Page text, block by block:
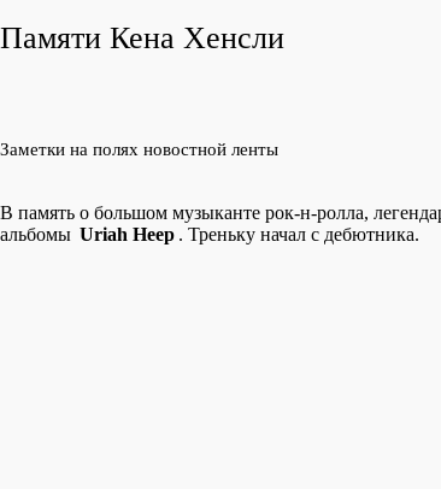
Памяти Кена Хенсли
Заметки на полях новостной ленты
В память о большом музыканте рок-н-ролла,
альбомы Uriah Heep . Треньку начал с дебютника.